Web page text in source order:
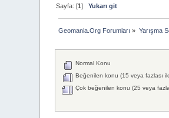
Sayfa: [1]Yukarı git
Geomania.Org Forumları » Yarışma
Normal Konu
Beğenilen konu (15 veya fazlası
Çok beğenilen konu (25 veya